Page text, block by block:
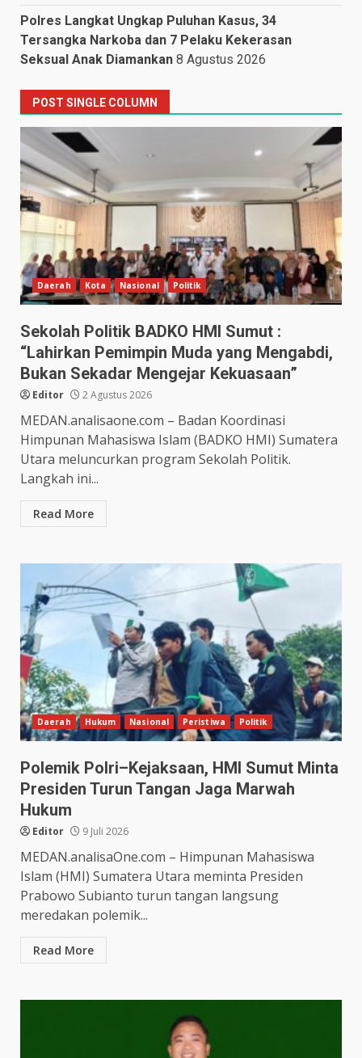
Polres Langkat Ungkap Puluhan Kasus, 34
Tersangka Narkoba dan 7 Pelaku Kekerasan
Seksual Anak Diamankan 8 Agustus 2026
POST SINGLE COLUMN
Daerah Kota Nasional Politik
Sekolah Politik BADKO HMI Sumut :
“Lahirkan Pemimpin Muda yang Mengabdi,
Bukan Sekadar Mengejar Kekuasaan”
Editor 2 Agustus 2026
MEDAN.analisaone.com – Badan Koordinasi
Himpunan Mahasiswa Islam (BADKO HMI) Sumatera
Utara meluncurkan program Sekolah Politik.
Langkah ini...
Read More
Daerah Hukum Nasional Peristiwa Politik
Polemik Polri–Kejaksaan, HMI Sumut Minta
Presiden Turun Tangan Jaga Marwah
Hukum
Editor 9 Juli 2026
MEDAN.analisaOne.com – Himpunan Mahasiswa
Islam (HMI) Sumatera Utara meminta Presiden
Prabowo Subianto turun tangan langsung
meredakan polemik...
Read More